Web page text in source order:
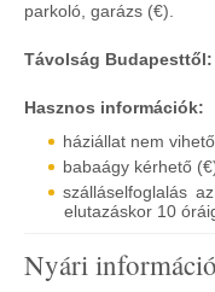
parkoló, garázs (€).
Távolság Budapesttől:
Hasznos információk:
háziállat nem vihető
babaágy kérhető
szálláselfoglalás
elutazáskor 10
Nyári